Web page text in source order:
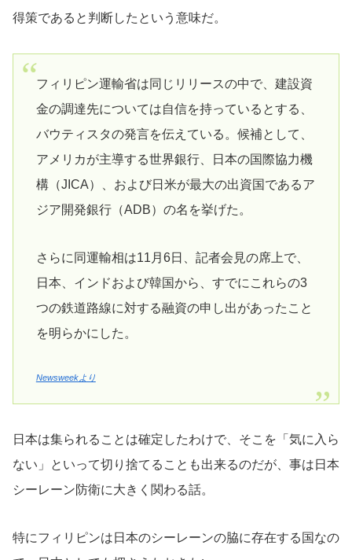
得策であると判断したという意味だ。
フィリピン運輸省は同じリリースの中で、建設資
金の調達先については自信を持っているとする、
バウティスタの発言を伝えている。候補として、
アメリカが主導する世界銀行、日本の国際協力機
構（JICA）、および日米が最大の出資国であるア
ジア開発銀行（ADB）の名を挙げた。
さらに同運輸相は11月6日、記者会見の席上で、
日本、インドおよび韓国から、すでにこれらの3
つの鉄道路線に対する融資の申し出があったこと
を明らかにした。
Newsweekより
日本は集られることは確定したわけで、そこを「気に入ら
ない」といって切り捨てることも出来るのだが、事は日本
シーレーン防衛に大きく関わる話。
特にフィリピンは日本のシーレーンの脇に存在する国なの